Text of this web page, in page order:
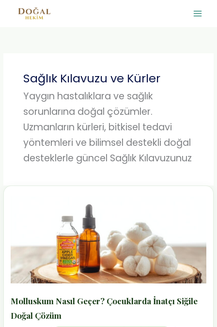
Sağlık Kılavuzu ve Kürler
Yaygın hastalıklara ve sağlık
sorunlarına doğal çözümler.
Uzmanların kürleri, bitkisel tedavi
yöntemleri ve bilimsel destekli doğal
desteklerle güncel Sağlık Kılavuzunuz
Molluskum Nasıl Geçer? Çocuklarda İnatçı Siğile
Doğal Çözüm